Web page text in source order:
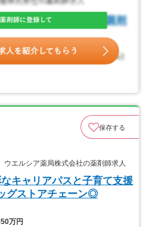
保存する
エルシア薬局株式会社の薬剤師求人
キャリアパスと子育て支援
グストアチェーン◎
万円